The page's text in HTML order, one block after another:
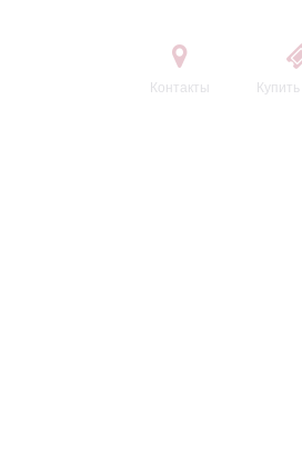
Контакты